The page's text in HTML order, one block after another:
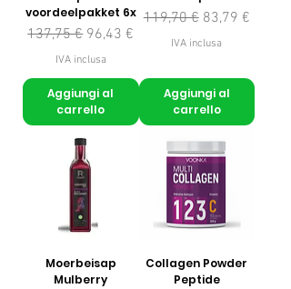
voordeelpakket 6x
Prezzo regolare
137,75 € Prezzo scontato
96,43 €
IVA inclusa
Aggiungi al
carrello
Prezzo regolare
119,70 € Prezzo scontato
83,79 €
IVA inclusa
Aggiungi al
carrello
Moerbeisap
Mulberry
Collagen Powder
Peptide